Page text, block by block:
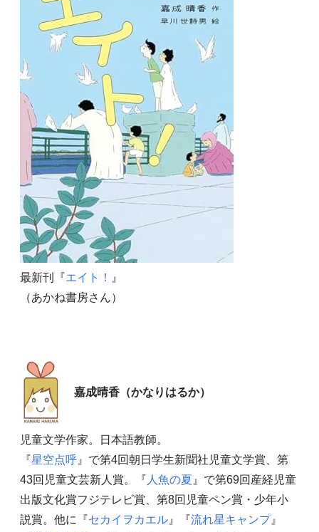
最新刊『エイト！
』
（あかね書房さん）
嘉成晴香（かなりはるか）
児童文学作家。日本語教師。
『星空点呼』で第4回朝日学生新聞社児童文学賞、第
43回児童文芸新人賞。『 人魚の夏 』で第69回産経児童
出版文化賞フジテレビ賞、第8回児童ペン賞・少年小
説賞。他に『セカイヲカエル』『流れ星キャンプ』